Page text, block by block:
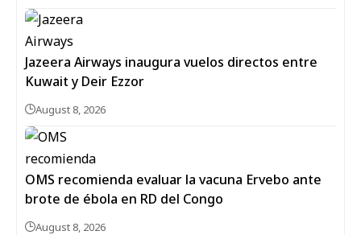
Jazeera Airways inaugura vuelos directos entre
Kuwait y Deir Ezzor
August 8, 2026
OMS recomienda evaluar la vacuna Ervebo ante
brote de ébola en RD del Congo
August 8, 2026